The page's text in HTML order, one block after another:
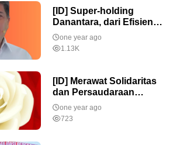
[ID] Super-holding
Danantara, dari Efisiensi
ke Ekspansi Menuju
Indonesia Emas 2045
one year ago
1.13K
[ID] Merawat Solidaritas
dan Persaudaraan
Kunci Indonesia Maju
one year ago
723